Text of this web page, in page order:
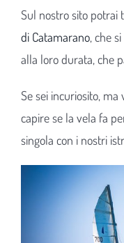
Sul nostro sito potrai
di Catamarano, che
alla loro durata, che
Se sei incuriosito,
capire se la vela fa
singola con i nostri